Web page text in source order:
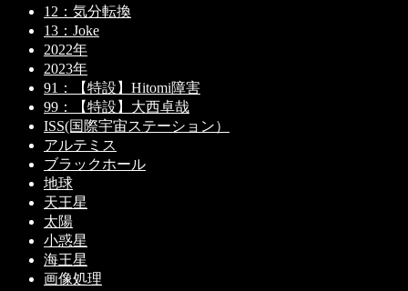
12：気分転換
13：Joke
2022年
2023年
91：【特設】Hitomi障害
99：【特設】大西卓哉
ISS(国際宇宙ステーション）
アルテミス
ブラックホール
地球
天王星
太陽
小惑星
海王星
画像処理